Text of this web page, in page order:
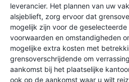
leverancier. Het plannen van uw
alsjeblieft, zorg ervoor dat
mogelijk zijn voor de
voorwaarden en omstandigheden
mogelijke extra kosten met
grensoverschrijdende om
aankomst bij het plaatselijke
ook op de aankomst waar u wilt